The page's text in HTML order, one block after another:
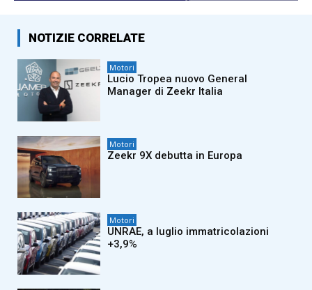
NOTIZIE CORRELATE
Motori
Lucio Tropea nuovo General
Manager di Zeekr Italia
Motori
Zeekr 9X debutta in Europa
Motori
UNRAE, a luglio immatricolazioni
+3,9%